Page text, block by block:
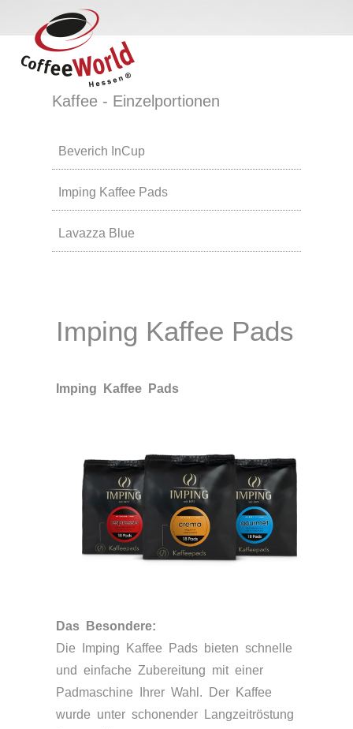
Kaffee - Einzelportionen
Beverich InCup
Imping Kaffee Pads
Lavazza Blue
Imping Kaffee Pads
Imping Kaffee Pads
Das Besondere:
Die Imping Kaffee Pads bieten schnelle
und einfache Zubereitung mit einer
Padmaschine Ihrer Wahl. Der Kaffee
wurde unter schonender Langzeitröstung